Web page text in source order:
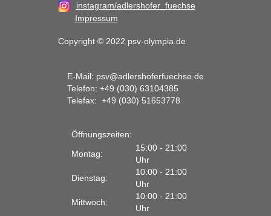
instagram/adlershofer_fuechse
Impressum
Copyright © 2022 psv-olympia.de
E-Mail: psv@adlershoferfuechse.de
Telefon: +49 (030) 63104385
Telefax: +49 (030) 51653778
Öffnungszeiten:
Montag:
15:00 - 21:00
Uhr
Dienstag:
10:00 - 21:00
Uhr
Mittwoch:
10:00 - 21:00
Uhr